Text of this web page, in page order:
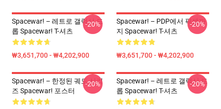
Spacewar! – 레트로 갤럭시 드
롭 Spacewar! T-셔츠
₩3,651,700 - ₩4,202,900
-20%
Spacewar! – PDP에서 픽셀까
지 Spacewar! T-셔츠
₩3,651,700 - ₩4,202,900
-20%
Spacewar! – 한정된 궤도 시리
즈 Spacewar! 포스터
-20%
Spacewar! – 레트로 갤럭시 드
롭 Spacewar! T-셔츠
-20%